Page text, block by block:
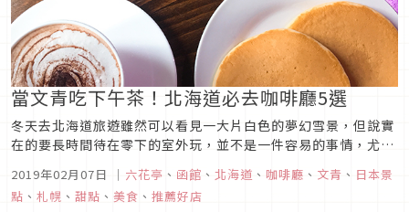
當文青吃下午茶！北海道必去咖啡廳5選
冬天去北海道旅遊雖然可以看見一大片白色的夢幻雪景，但說實
在的要長時間待在零下的室外玩，並不是一件容易的事情，尤其
是當北海道觀光地大雪紛飛的時候，真的會很想趕快躲到室內尋
找暖氣的懷抱，因此這次特別整理了幾間北海道高貴不貴，非常
有文青氣息的咖啡廳，一起來看看吧！
2019年02月07日 ｜ 六花亭 、 函館 、 北海道 、 咖啡廳 、 文青 、 日本景
點 、 札幌 、 甜點 、 美食 、 推薦好店